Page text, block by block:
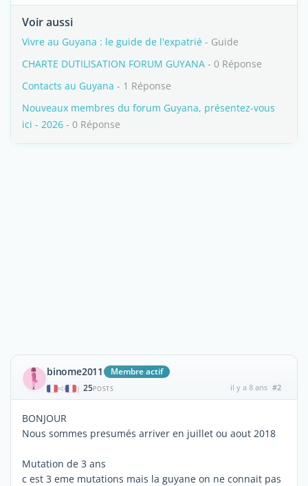
Voir aussi
Vivre au Guyana : le guide de l'expatrié - Guide
CHARTE DUTILISATION FORUM GUYANA - 0 Réponse
Contacts au Guyana - 1 Réponse
Nouveaux membres du forum Guyana, présentez-vous
ici - 2026 - 0 Réponse
binome2011 Membre actif
| 25POSTS il y a 8 ans #2
BONJOUR
Nous sommes presumés arriver en juillet ou aout 2018
Mutation de 3 ans
c est 3 eme mutations mais la guyane on ne connait pas